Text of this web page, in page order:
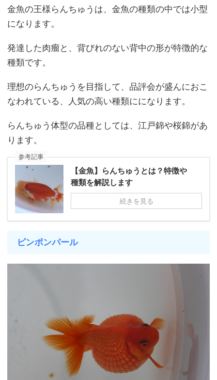
金魚の王様らんちゅうは、金魚の種類の中では小型
になります。
発達した肉瘤と、背びれのない背中の形が特徴的な
種類です。
理想のらんちゅうを目指して、品評会が盛んにおこ
なわれている、人気の高い種類にになります。
らんちゅう体型の品種としては、江戸錦や桜錦があ
ります。
参考記事
【金魚】らんちゅうとは？特徴や
種類を解説します
続きを見る
ピンポンパール